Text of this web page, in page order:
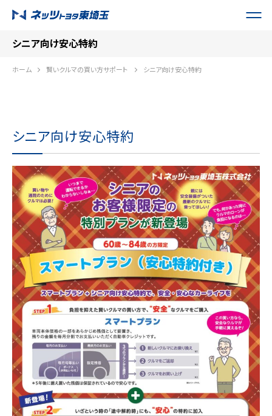
シニア向け安心特約
ホーム 賢いクルマの買い方サポート シニア向け安心特約
シニア向け安心特約